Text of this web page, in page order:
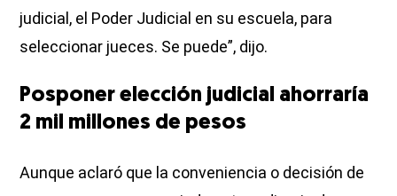
judicial, el Poder Judicial en su escuela, para
seleccionar jueces. Se puede”, dijo.
Posponer elección judicial ahorraría
2 mil millones de pesos
Aunque aclaró que la conveniencia o decisión de